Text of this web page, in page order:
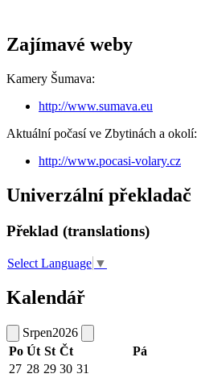
Zajímavé weby
Kamery Šumava:
http://www.sumava.eu
Aktuální počasí ve Zbytinách a okolí:
http://www.pocasi-volary.cz
Univerzální překladač
Překlad (translations)
Select Language ▼
Kalendář
Srpen2026
Po Út St Čt Pá
27 28 29 30 31